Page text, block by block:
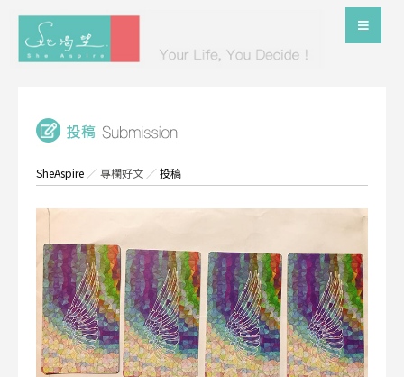
SheAspire ／專欄好文 ／投稿